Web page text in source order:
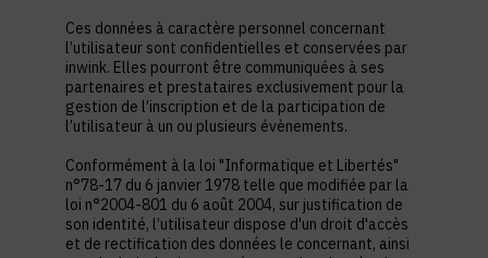
Ces données à caractère personnel concernant
l’utilisateur sont confidentielles et conservées par
inwink. Elles pourront être communiquées à ses
partenaires et prestataires exclusivement pour la
gestion de l’inscription et de la participation de
l’utilisateur à un ou plusieurs évènements.
Conformément à la loi "Informatique et Libertés"
n°78-17 du 6 janvier 1978 telle que modifiée par la
loi n°2004-801 du 6 août 2004, sur justification de
son identité, l’utilisateur dispose d'un droit d'accès
et de rectification des données le concernant, ainsi